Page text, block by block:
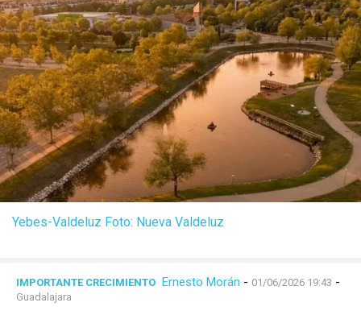
Yebes-Valdeluz Foto: Nueva Valdeluz
IMPORTANTE CRECIMIENTO Ernesto Morán - 01/06/2026 19:43 -
Guadalajara